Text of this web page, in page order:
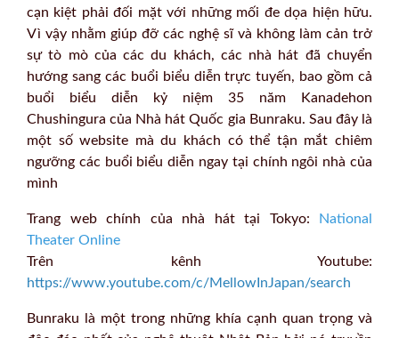
cạn kiệt phải đối mặt với những mối đe dọa hiện hữu.
Vì vậy nhằm giúp đỡ các nghệ sĩ và không làm cản trở
sự tò mò của các du khách, các nhà hát đã chuyển
hướng sang các buổi biểu diễn trực tuyến, bao gồm cả
buổi biểu diễn kỷ niệm 35 năm Kanadehon
Chushingura của Nhà hát Quốc gia Bunraku. Sau đây là
một số website mà du khách có thể tận mắt chiêm
ngưỡng các buổi biểu diễn ngay tại chính ngôi nhà của
mình
Trang web chính của nhà hát tại Tokyo:
National
Theater Online
Trên kênh Youtube:
https://www.youtube.com/c/MellowInJapan/search
Bunraku là một trong những khía cạnh quan trọng và